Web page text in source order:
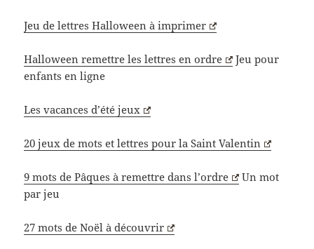
Jeu de lettres Halloween à imprimer
Halloween remettre les lettres en ordre
Jeu pour
enfants en ligne
Les vacances d’été jeux
20 jeux de mots et lettres pour la Saint Valentin
9 mots de Pâques à remettre dans l’ordre
Un mot
par jeu
27 mots de Noël à découvrir